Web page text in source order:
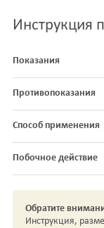
Инструкция
Показания
Противопоказания
Способ применения
Побочное действие
Обратите
Инструкция,